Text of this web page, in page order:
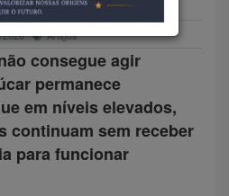
2026 Artigos
consegue agir
permanece
em níveis elevados,
continuam sem receber
para funcionar